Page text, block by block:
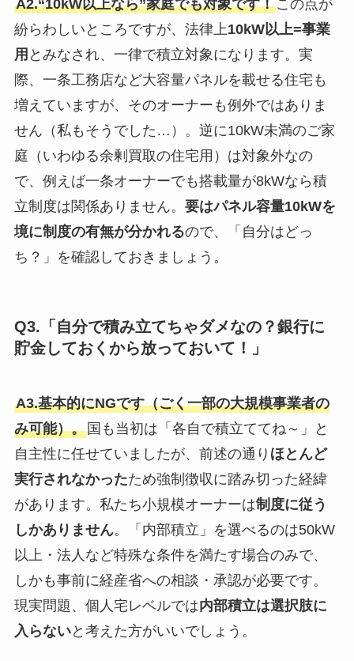
A2.“10kW以上なら”家庭でも対象です！この点が
紛らわしいところですが、法律上10kW以上=事業
用 とみなされ、一律で積立対象になります。実
際、一条工務店など大容量パネルを載せる住宅も
増えていますが、そのオーナーも例外ではありま
せん（私もそうでした…）。逆に10kW未満のご家
庭（いわゆる余剰買取の住宅用）は対象外なの
で、例えば一条オーナーでも搭載量が8kWなら積
立制度は関係ありません。 要はパネル容量10kWを
境に制度の有無が分かれるので、「自分はどっ
ち？」を確認しておきましょう。
Q3.「自分で積み立てちゃダメなの？銀行に
貯金しておくから放っておいて！」
A3.基本的にNGです（ごく一部の大規模事業者の
み可能）。国も当初は「各自で積立ててね～」と
自主性に任せていましたが、前述の通り ほとんど
実行されなかったため強制徴収に踏み切った経緯
があります。私たち小規模オーナーは制度に従う
しかありません。「内部積立」を選べるのは50kW
以上・法人など特殊な条件を満たす場合のみで、
しかも事前に経産省への相談・承認が必要です。
現実問題、個人宅レベルでは内部積立は選択肢に
入らないと考えた方がいいでしょう。